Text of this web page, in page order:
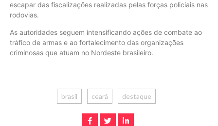
escapar das fiscalizações realizadas pelas forças policiais nas
rodovias.
As autoridades seguem intensificando ações de combate ao
tráfico de armas e ao fortalecimento das organizações
criminosas que atuam no Nordeste brasileiro.
brasil ceará destaque